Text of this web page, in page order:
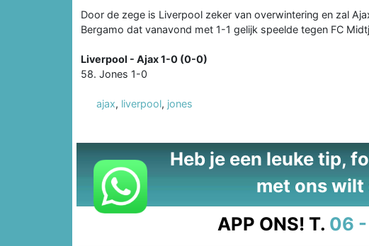
Door de zege is Liverpool zeker van overwintering en zal
Bergamo dat vanavond met 1-1 gelijk speelde tegen FC
Liverpool - Ajax 1-0 (0-0)
58. Jones 1-0
ajax, liverpool, jones
Heb je een leuke tip,
met ons wilt
APP ONS! T. 06 -